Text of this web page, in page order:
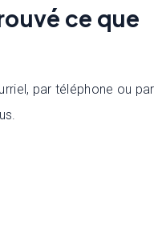
ce que
par téléphone ou par